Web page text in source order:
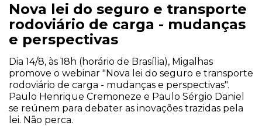
Nova lei do seguro e transporte
rodoviário de carga - mudanças
e perspectivas
Dia 14/8, às 18h (horário de Brasília), Migalhas
promove o webinar "Nova lei do seguro e transporte
rodoviário de carga - mudanças e perspectivas".
Paulo Henrique Cremoneze e Paulo Sérgio Daniel
se reúnem para debater as inovações trazidas pela
lei. Não perca.